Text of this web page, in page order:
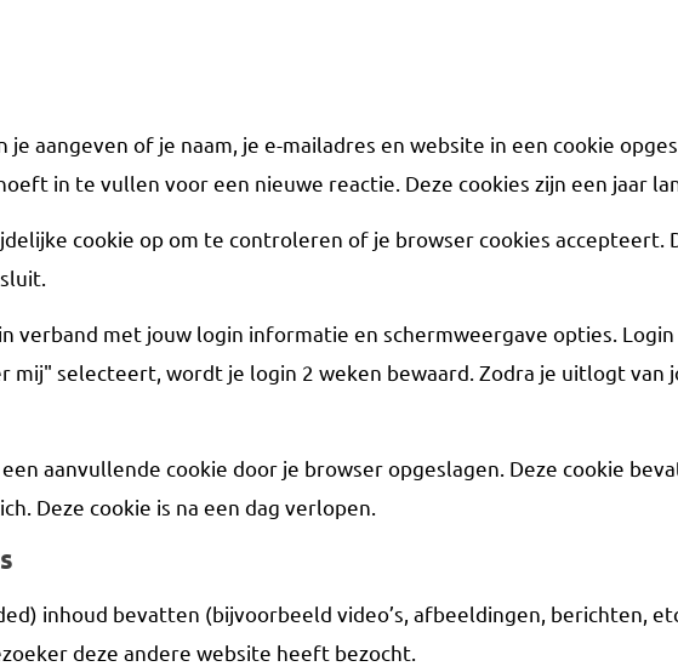
aangeven of je naam, je e-mailadres en website in een cookie
in te vullen voor een nieuwe reactie. Deze cookies zijn een jaar
cookie op om te controleren of je browser cookies accepteert.
verband met jouw login informatie en schermweergave opties.
mij" selecteert, wordt je login 2 weken bewaard. Zodra je uitlogt van
aanvullende cookie door je browser opgeslagen. Deze cookie
Deze cookie is na een dag verlopen.
inhoud bevatten (bijvoorbeeld video’s, afbeeldingen, berichten,
deze andere website heeft bezocht.